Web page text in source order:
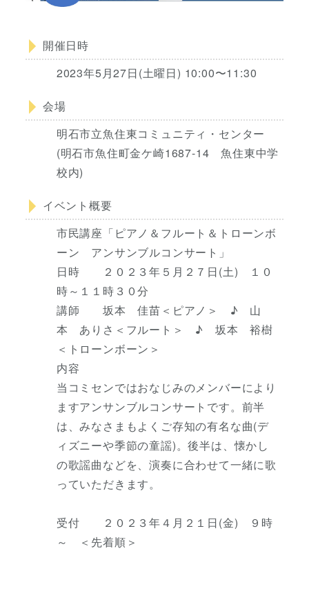
開催日時
2023年5月27日(土曜日) 10:00〜11:30
会場
明石市立魚住東コミュニティ・センター
(明石市魚住町金ケ崎1687-14 魚住東中学
校内)
イベント概要
市民講座「ピアノ＆フルート＆トローンボ
ーン アンサンブルコンサート」
日時 ２０２３年５月２７日(土) １０
時～１１時３０分
講師 坂本 佳苗＜ピアノ＞ ♪ 山
本 ありさ＜フルート＞ ♪ 坂本 裕樹
＜トローンボーン＞
内容
当コミセンではおなじみのメンバーにより
ますアンサンブルコンサートです。前半
は、みなさまもよくご存知の有名な曲(デ
ィズニーや季節の童謡)。後半は、懐かし
の歌謡曲などを、演奏に合わせて一緒に歌
っていただきます。
受付 ２０２３年４月２１日(金) ９時
～ ＜先着順＞